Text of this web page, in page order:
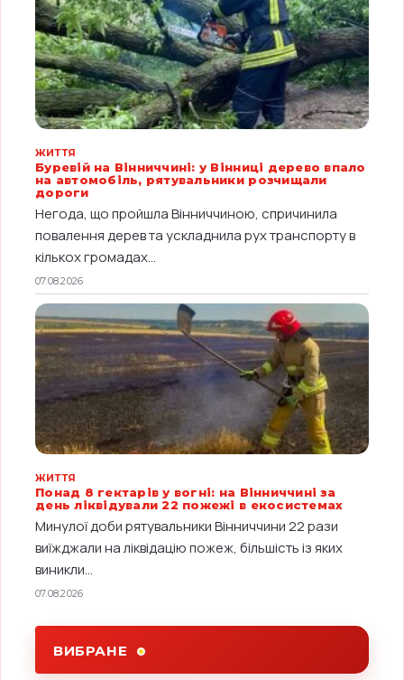
ЖИТТЯ
Буревій на Вінниччині: у Вінниці дерево впало
на автомобіль, рятувальники розчищали
дороги
Негода, що пройшла Вінниччиною, спричинила
повалення дерев та ускладнила рух транспорту в
кількох громадах...
07.08.2026
ЖИТТЯ
Понад 8 гектарів у вогні: на Вінниччині за
день ліквідували 22 пожежі в екосистемах
Минулої доби рятувальники Вінниччини 22 рази
виїжджали на ліквідацію пожеж, більшість із яких
виникли...
07.08.2026
ВИБРАНЕ